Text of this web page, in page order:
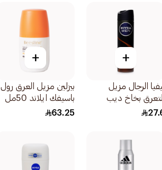
+
الرجال مزيل
التعرق بخاخ ديب
150مل
+
بيزلين مزيل العرق رول
باسيفك ايلاند 50مل
63.25